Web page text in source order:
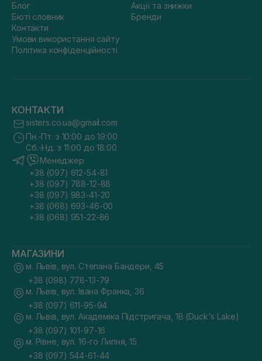
Блог
Бюті словник
Контакти
Умови використання сайту
Політика конфіденційності
Акції та знижки
Бренди
КОНТАКТИ
sisters.co.ua@gmail.com
Пн.-Пт. з 10:00 до 19:00
Сб.-Нд. з 11:00 до 18:00
Менеджер
+38 (097) 612-54-81
+38 (097) 788-12-88
+38 (097) 983-41-20
+38 (068) 693-46-00
+38 (068) 951-22-86
МАГАЗИНИ
м. Львів, вул. Степана Бандери, 45
+38 (098) 778-13-79
м. Львів, вул. Івана Франка, 36
+38 (097) 611-95-94
м. Львів, вул. Академіка Підстригача, 1В (Duck's Lake)
+38 (097) 101-97-16
м. Рівне, вул. 16-го Липня, 15
+38 (097) 544-61-44